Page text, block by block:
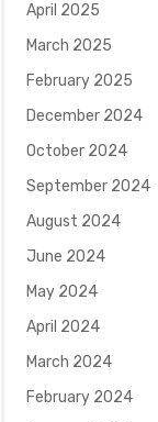
April 2025
March 2025
February 2025
December 2024
October 2024
September 2024
August 2024
June 2024
May 2024
April 2024
March 2024
February 2024